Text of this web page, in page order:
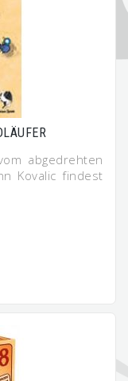
abgedrehten
Kovalic findest